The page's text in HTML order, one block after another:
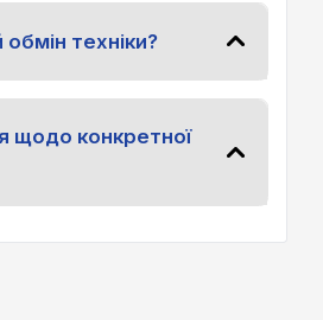
техніки?
щодо конкретної